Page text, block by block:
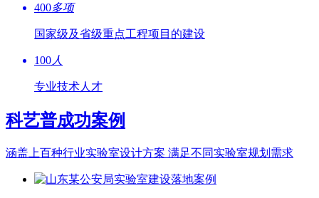
400多项
国家级及省级重点工程项目的建设
100 人
专业技术人才
科艺普成功案例
涵盖上百种行业实验室设计方案 满足不同实验室规划需求